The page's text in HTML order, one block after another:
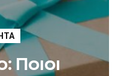
Ποιοι